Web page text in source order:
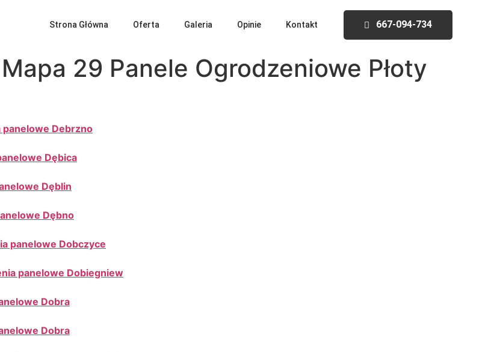
Strona Główna Oferta Galeria Opinie Kontakt 667-094-734
29 Panele Ogrodzeniowe Płoty
Debrzno
Dębica
Dęblin
Dębno
panelowe Dobczyce
panelowe Dobiegniew
Dobra
Dobra